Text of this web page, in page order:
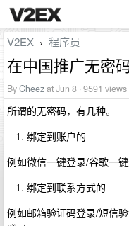
V2EX › 程序员
在中国推广无密
ByCheezat Jun 8 · 9591 views
所谓的无密码，有几种。
绑定到账户的
例如微信一键登录/谷歌一
绑定到联系方式的
例如邮箱验证码登录/短信